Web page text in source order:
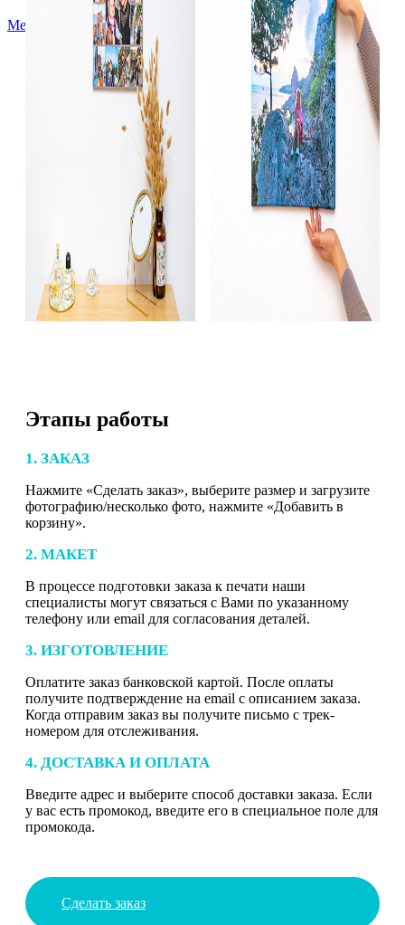
Меню
Этапы работы
1. ЗАКАЗ
Нажмите «Сделать заказ», выберите размер и загрузите
фотографию/несколько фото, нажмите «Добавить в
корзину».
2. МАКЕТ
В процессе подготовки заказа к печати наши
специалисты могут связаться с Вами по указанному
телефону или email для согласования деталей.
3. ИЗГОТОВЛЕНИЕ
Оплатите заказ банковской картой. После оплаты
получите подтверждение на email с описанием заказа.
Когда отправим заказ вы получите письмо с трек-
номером для отслеживания.
4. ДОСТАВКА И ОПЛАТА
Введите адрес и выберите способ доставки заказа. Если
у вас есть промокод, введите его в специальное поле для
промокода.
Сделать заказ